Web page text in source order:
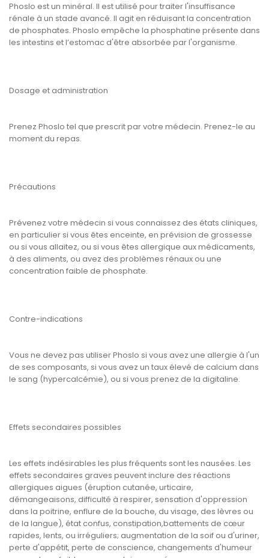
Phoslo est un minéral. Il est utilisé pour traiter l'insuffisance
rénale à un stade avancé. Il agit en réduisant la concentration
de phosphates. Phoslo empêche la phosphatine présente dans
les intestins et l’estomac d'être absorbée par l'organisme.
Dosage et administration
Prenez Phoslo tel que prescrit par votre médecin. Prenez-le au
moment du repas.
Précautions
Prévenez votre médecin si vous connaissez des états cliniques,
en particulier si vous êtes enceinte, en prévision de grossesse
ou si vous allaitez, ou si vous êtes allergique aux médicaments,
à des aliments, ou avez des problèmes rénaux ou une
concentration faible de phosphate.
Contre-indications
Vous ne devez pas utiliser Phoslo si vous avez une allergie à l'un
de ses composants, si vous avez un taux élevé de calcium dans
le sang (hypercalcémie), ou si vous prenez de la digitaline.
Effets secondaires possibles
Les effets indésirables les plus fréquents sont les nausées. Les
effets secondaires graves peuvent inclure des réactions
allergiques aigues (éruption cutanée, urticaire,
démangeaisons, difficulté à respirer, sensation d'oppression
dans la poitrine, enflure de la bouche, du visage, des lèvres ou
de la langue), état confus, constipation,battements de cœur
rapides, lents, ou irréguliers; augmentation de la soif ou d'uriner,
perte d'appétit, perte de conscience, changements d'humeur